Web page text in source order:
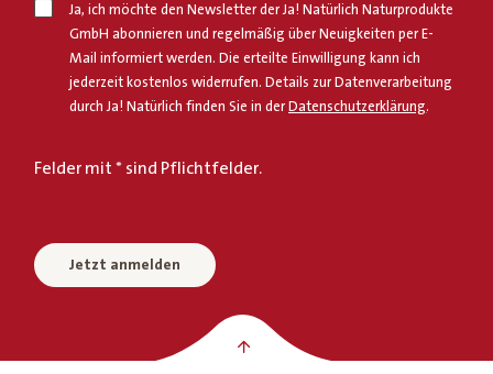
Ja, ich möchte den Newsletter der Ja! Natürlich Naturprodukte
GmbH abonnieren und regelmäßig über Neuigkeiten per E-
Mail informiert werden. Die erteilte Einwilligung kann ich
jederzeit kostenlos widerrufen. Details zur Datenverarbeitung
durch Ja! Natürlich finden Sie in derDatenschutzerklärung.
Felder mit * sind Pflichtfelder.
Jetzt anmelden